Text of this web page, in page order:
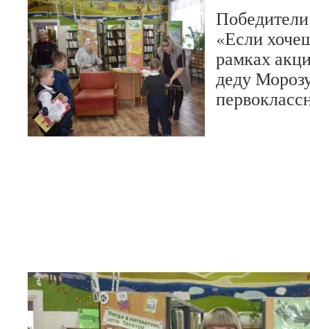
«Если
рамках
деду